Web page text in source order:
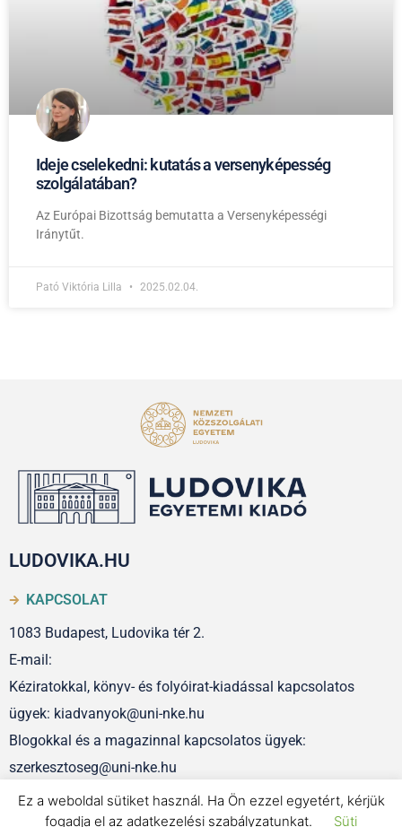
Ideje cselekedni: kutatás a versenyképesség
szolgálatában?
Az Európai Bizottság bemutatta a Versenyképességi
Iránytűt.
Pató Viktória Lilla 2025.02.04.
LUDOVIKA.HU
KAPCSOLAT
1083 Budapest, Ludovika tér 2.
E-mail:
Kéziratokkal, könyv- és folyóirat-kiadással kapcsolatos
ügyek: kiadvanyok@uni-nke.hu
Blogokkal és a magazinnal kapcsolatos ügyek:
szerkesztoseg@uni-nke.hu
Ez a weboldal sütiket használ. Ha Ön ezzel egyetért, kérjük
fogadja el az adatkezelési szabályzatunkat.
Süti